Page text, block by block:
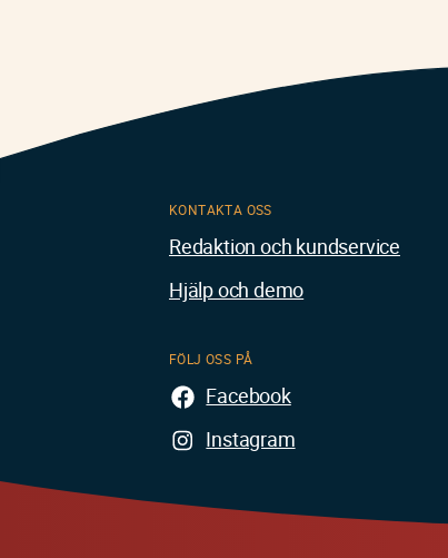
KONTAKTA OSS
Redaktion och kundservice
Hjälp och demo
FÖLJ OSS PÅ
Facebook
Instagram